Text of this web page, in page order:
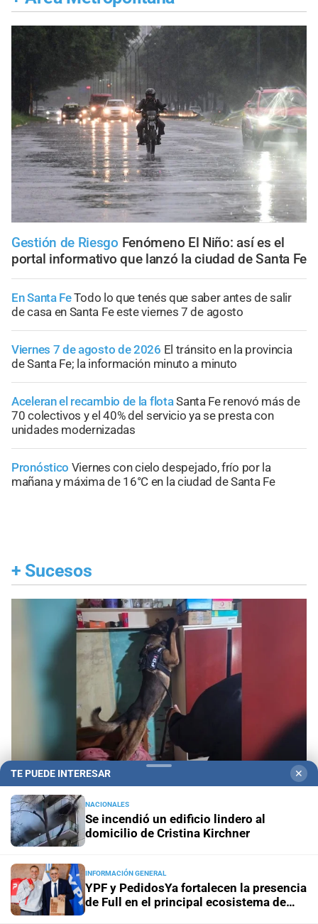
Gestión de Riesgo Fenómeno El Niño: así es el
portal informativo que lanzó la ciudad de Santa Fe
En Santa FeTodo lo que tenés que saber antes de salir
de casa en Santa Fe este viernes 7 de agosto
Viernes 7 de agosto de 2026 El tránsito en la provincia
de Santa Fe; la información minuto a minuto
Aceleran el recambio de la flotaSanta Fe renovó más de
70 colectivos y el 40% del servicio ya se presta con
unidades modernizadas
Pronóstico Viernes con cielo despejado, frío por la
mañana y máxima de 16°C en la ciudad de Santa Fe
+ Sucesos
Allanamientos simultáneos Diez detenidos por un
megaoperativo contra el microtráfico en San
Justo
Conflicto judicialBuscan identificar a los autores de las
amenazas contra un médico, un abogado y un periodista
TE PUEDE INTERESAR ✕
NACIONALES
Se incendió un edificio lindero al
domicilio de Cristina Kirchner
INFORMACIÓN GENERAL
YPF y PedidosYa fortalecen la presencia
de Full en el principal ecosistema de